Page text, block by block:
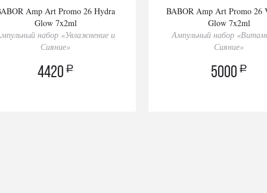
Amp Art Promo 26 Hydra
Glow 7x2ml
набор «Увлажнение и
Сияние»
4420 a
BABOR Amp Art Promo 26
Glow 7x2ml
Ампульный набор
Сияние»
5000 a